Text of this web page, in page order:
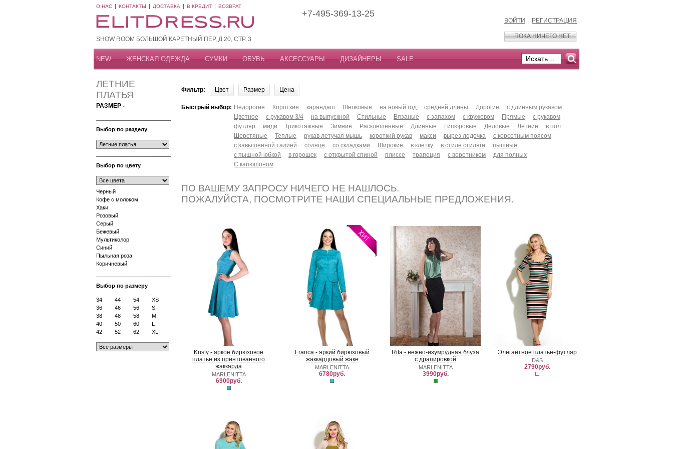
О НАС КОНТАКТЫ ДОСТАВКА В КРЕДИТ ВОЗВРАТ
SHOW ROOM БОЛЬШОЙ КАРЕТНЫЙ ПЕР, Д 20, СТР. 3
+7-495-369-13-25
ВОЙТИ РЕГИСТРАЦИЯ
ПОКА НИЧЕГО НЕТ
NEW ЖЕНСКАЯ ОДЕЖДА СУМКИ ОБУВЬ АКСЕССУАРЫ ДИЗАЙНЕРЫ SALE
ЛЕТНИЕ
ПЛАТЬЯ
РАЗМЕР -
Выбор по разделу
Выбор по цвету
Черный
Кофе с молоком
Хаки
Розовый
Серый
Бежевый
Мультиколор
Синий
Пыльная роза
Коричневый
Выбор по размеру
34 44 54
XS
36
46 56
S
38
48 58
M
40
50 60
L
42
52 62 XL
Фильтр: Цвет Размер Цена
Быстрый выбор: Недорогие Короткие карандаш Шелковые на новый год средней длины Дорогие
с длинным рукавом
Цветное
с рукавом 3/4 на выпускной Стильные Вязаные с запахом с кружевом Прямые
с рукавом
футляр
миди Трикотажные Зимние Расклешенные Длинные Гипюровые Деловые Летние
в пол
Шерстяные
Теплые рукав летучая мышь короткий рукав макси вырез лодочка
с корсетным поясом
с завышенной талией
солнце со складками Широкие в клетку в стиле стиляги
пышные
с пышной юбкой
в горошек с открытой спиной плиссе трапеция с воротником
для полных
С капюшоном
ПО ВАШЕМУ ЗАПРОСУ НИЧЕГО НЕ НАШЛОСЬ.
ПОЖАЛУЙСТА, ПОСМОТРИТЕ НАШИ СПЕЦИАЛЬНЫЕ ПРЕДЛОЖЕНИЯ.
Kristy - яркое бирюзовое
платье из принтованного
жаккарда
MARLENITTA
6900руб.
Franca - яркий бирюзовый
жаккардовый жаке
MARLENITTA
6780руб.
Rita - нежно-изумрудная блуза
с драпировкой
MARLENITTA
3990руб.
Элегантное платье-футляр
D&S
2790руб.